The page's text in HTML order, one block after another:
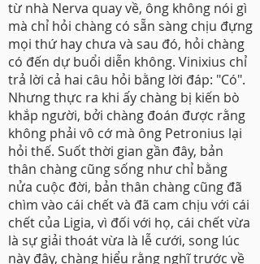
từ nhà Nerva quay về, ông không nói gì
mà chỉ hỏi chàng có sẵn sàng chịu đựng
mọi thứ hay chưa và sau đó, hỏi chàng
có đến dự buổi diễn không. Vinixius chỉ
trả lời cả hai câu hỏi bằng lời đáp: "Có".
Nhưng thực ra khi ấy chàng bị kiến bò
khắp người, bởi chàng đoán được rằng
không phải vô cớ mà ông Petronius lại
hỏi thế. Suốt thời gian gần đây, bản
thân chàng cũng sống như chỉ bằng
nửa cuộc đời, bản thân chàng cũng đã
chìm vào cái chết và đã cam chịu với cái
chết của Ligia, vì đối với họ, cái chết vừa
là sự giải thoát vừa là lễ cưới, song lúc
này đây, chàng hiểu rằng nghĩ trước về